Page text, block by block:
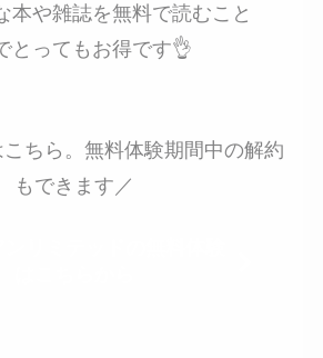
本や雑誌を無料で読むこと
とってもお得です👌
ちら。無料体験期間中の解約
もできます／